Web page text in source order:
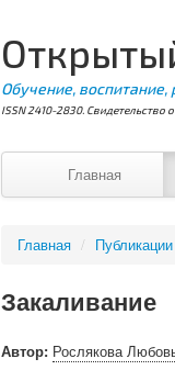
Обучение, воспитание,
ISSN 2410-2830. Свидетельство
Главная
Главная / Публикации
Закаливание
Автор: Рослякова